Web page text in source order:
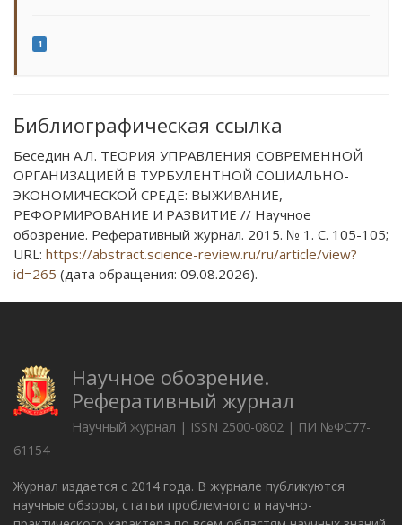
1
Библиографическая ссылка
Беседин А.Л. ТЕОРИЯ УПРАВЛЕНИЯ СОВРЕМЕННОЙ
ОРГАНИЗАЦИЕЙ В ТУРБУЛЕНТНОЙ СОЦИАЛЬНО-
ЭКОНОМИЧЕСКОЙ СРЕДЕ: ВЫЖИВАНИЕ,
РЕФОРМИРОВАНИЕ И РАЗВИТИЕ // Научное
обозрение. Реферативный журнал. 2015. № 1. С. 105-105;
URL: https://abstract.science-review.ru/ru/article/view?
id=265 (дата обращения: 09.08.2026).
Научное обозрение.
Реферативный журнал
Научный журнал | ISSN 2500-0802 | ПИ №ФС77-
61154
Журнал издается с 2014 года. В журнале публикуются
научные обзоры, статьи проблемного и научно-